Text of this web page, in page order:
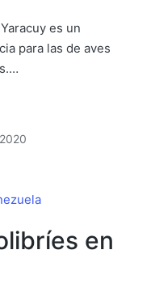
es un
para las de aves
en